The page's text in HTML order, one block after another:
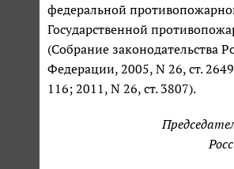
федеральной
Государственной
(Собрание законодательства
Федерации, 2005, N 26, ст.
116; 2011, N 26, ст. 3807).